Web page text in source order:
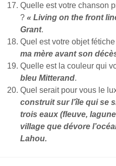
Quelle est votre chanson
? « Living on the front
Grant.
Quel est votre objet
ma mère avant son
Quelle est la couleur qui
bleu Mitterand.
Quel serait pour vous le
construit sur l’île qui se
trois eaux (fleuve,
village que dévore
Lahou.